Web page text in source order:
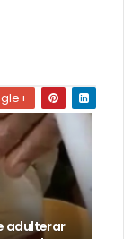
adulterar